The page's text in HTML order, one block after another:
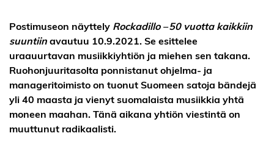
Postimuseon näyttely Rockadillo – 50 vuotta kaikkiin
suuntiinavautuu 10.9.2021. Se esittelee
uraauurtavan musiikkiyhtiön ja miehen sen takana.
Ruohonjuuritasolta ponnistanut ohjelma- ja
manageritoimisto on tuonut Suomeen satoja bändejä
yli 40 maasta ja vienyt suomalaista musiikkia yhtä
moneen maahan. Tänä aikana yhtiön viestintä on
muuttunut radikaalisti.